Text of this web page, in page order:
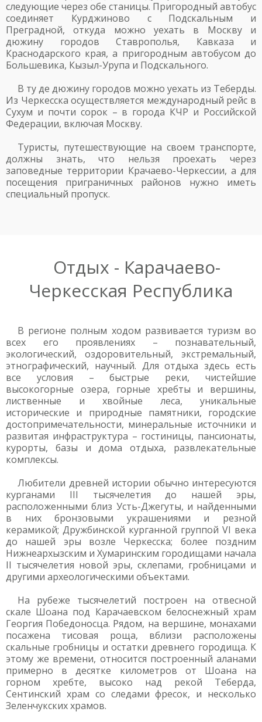
следующие через обе станицы. Пригородный автобус
соединяет Курджиново с Подскальным и
Преградной, откуда можно уехать в Москву и
дюжину городов Ставрополья, Кавказа и
Краснодарского края, а пригородным автобусом до
Большевика, Кызыл-Урупа и Подскального.
В ту де дюжину городов можно уехать из Теберды.
Из Черкесска осуществляется международный рейс в
Сухум и почти сорок – в города КЧР и Российской
Федерации, включая Москву.
Туристы, путешествующие на своем транспорте,
должны знать, что нельзя проехать через
заповедные территории Крачаево-Черкессии, а для
посещения приграничных районов нужно иметь
специальный пропуск.
Отдых - Карачаево-
Черкесская Республика
В регионе полным ходом развивается туризм во
всех его проявлениях – познавательный,
экологический, оздоровительный, экстремальный,
этнографический, научный. Для отдыха здесь есть
все условия – быстрые реки, чистейшие
высокогорные озера, горные хребты и вершины,
лиственные и хвойные леса, уникальные
исторические и природные памятники, городские
достопримечательности, минеральные источники и
развитая инфраструктура – гостиницы, пансионаты,
курорты, базы и дома отдыха, развлекательные
комплексы.
Любители древней истории обычно интересуются
курганами III тысячелетия до нашей эры,
расположенными близ Усть-Джегуты, и найденными
в них бронзовыми украшениями и резной
керамикой; Дружбинской курганной группой VI века
до нашей эры возле Черкесска; более поздним
Нижнеархызским и Хумаринским городищами начала
II тысячелетия новой эры, склепами, гробницами и
другими археологическими объектами.
На рубеже тысячелетий построен на отвесной
скале Шоана под Карачаевском белоснежный храм
Георгия Победоносца. Рядом, на вершине, монахами
посажена тисовая роща, вблизи расположены
скальные гробницы и остатки древнего городища. К
этому же времени, относится построенный аланами
примерно в десятке километров от Шоана на
горном хребте, высоко над рекой Теберда,
Сентинский храм со следами фресок, и несколько
Зеленчукских храмов.